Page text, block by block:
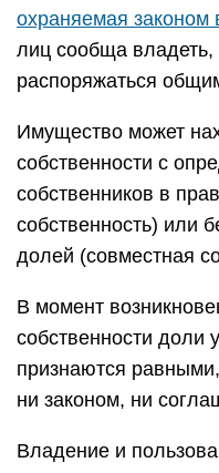
охраняемая законом
лиц сообща владеть,
распоряжаться
Имущество может
собственности с
собственников в
собственность) или
долей (совместная
В момент
собственности доли
признаются
ни законом, ни
Владение и